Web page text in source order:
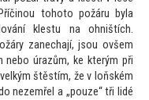
tohoto požáru byla
klestu na ohništích.
zanechají, jsou ovšem
úrazům, ke kterým při
štěstím, že v loňském
nezemřel a „pouze“ tři lidé